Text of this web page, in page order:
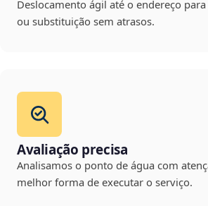
Deslocamento ágil até o endereço
ou substituição sem atrasos.
Avaliação precisa
Analisamos o ponto de água com
melhor forma de executar o serviço.